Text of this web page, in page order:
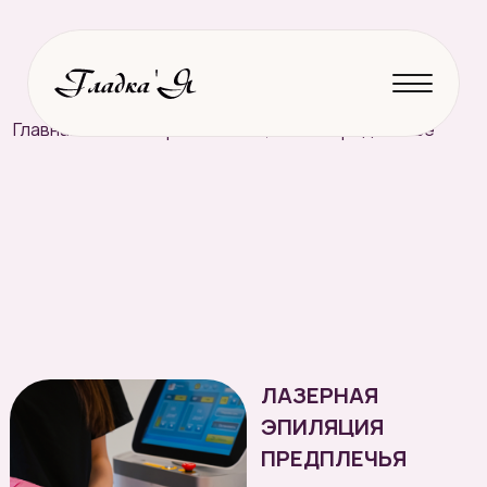
Лазерная эпиляция
Без вросших волос
Время: 15 минут
Цена: 1290 ₽2580